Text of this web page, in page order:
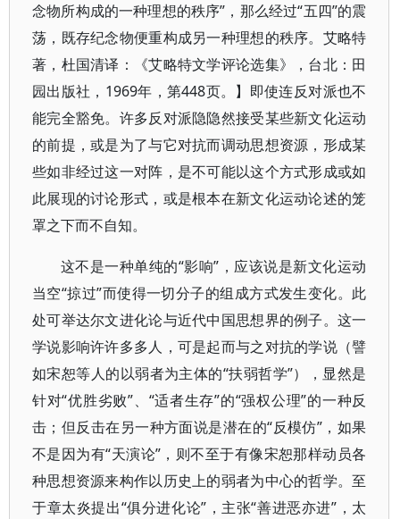
念物所构成的一种理想的秩序”，那么经过“五四”的震
荡，既存纪念物便重构成另一种理想的秩序。艾略特
著，杜国清译：《艾略特文学评论选集》，台北：田
园出版社，1969年，第448页。】即使连反对派也不
能完全豁免。许多反对派隐隐然接受某些新文化运动
的前提，或是为了与它对抗而调动思想资源，形成某
些如非经过这一对阵，是不可能以这个方式形成或如
此展现的讨论形式，或是根本在新文化运动论述的笼
罩之下而不自知。
这不是一种单纯的“影响”，应该说是新文化运动
当空“掠过”而使得一切分子的组成方式发生变化。此
处可举达尔文进化论与近代中国思想界的例子。这一
学说影响许许多多人，可是起而与之对抗的学说（譬
如宋恕等人的以弱者为主体的“扶弱哲学”），显然是
针对“优胜劣败”、“适者生存”的“强权公理”的一种反
击；但反击在另一种方面说是潜在的“反模仿”，如果
不是因为有“天演论”，则不至于有像宋恕那样动员各
种思想资源来构作以历史上的弱者为中心的哲学。至
于章太炎提出“俱分进化论”，主张“善进恶亦进”，太